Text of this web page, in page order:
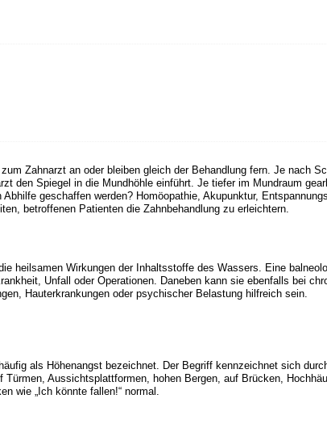
Zahnarzt an oder bleiben gleich der Behandlung fern. Je nach
den Spiegel in die Mundhöhle einführt. Je tiefer im Mundraum
geschaffen werden? Homöopathie, Akupunktur,
betroffenen Patienten die Zahnbehandlung zu erleichtern.
heilsamen Wirkungen der Inhaltsstoffe des Wassers. Eine
Unfall oder Operationen. Daneben kann sie ebenfalls bei
Hauterkrankungen oder psychischer Belastung hilfreich sein.
als Höhenangst bezeichnet. Der Begriff kennzeichnet sich
Aussichtsplattformen, hohen Bergen, auf Brücken,
wie „Ich könnte fallen!“ normal.